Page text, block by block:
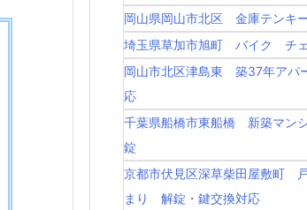
岡山県岡山市北区 金庫テンキ
埼玉県草加市旭町 バイク チ
岡山市北区津島東 築37年アパ
応
千葉県船橋市東船橋 新築マン
錠
京都市伏見区深草柴田屋敷町
まり 解錠・鍵交換対応